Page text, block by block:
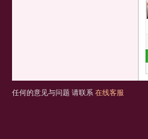
任何的意见与问题 请联系 在线客服